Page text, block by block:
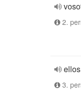
2.
3.